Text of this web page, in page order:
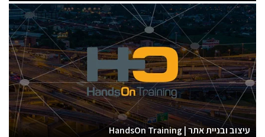
עיצוב ובניית אתר | HandsOn Training